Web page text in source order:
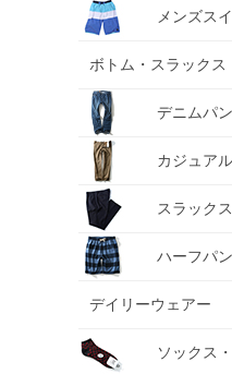
メンズス
ボトム・スラックス
デニムパ
カジュア
スラック
ハーフパ
デイリーウェアー
ソックス